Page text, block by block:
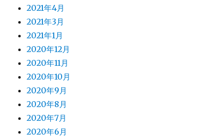
2021年4月
2021年3月
2021年1月
2020年12月
2020年11月
2020年10月
2020年9月
2020年8月
2020年7月
2020年6月